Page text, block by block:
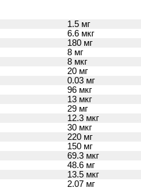
1.5 мг
6.6 мкг
180 мг
8 мг
8 мкг
20 мг
0.03 мг
96 мкг
13 мкг
29 мг
12.3 мкг
30 мкг
220 мг
150 мг
69.3 мкг
48.6 мг
13.5 мкг
2.07 мг